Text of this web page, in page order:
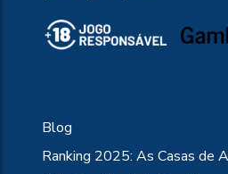
Blog
Ranking 2025: As Casas de